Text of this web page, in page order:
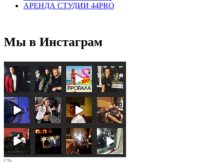
АРЕНДА СТУДИИ 44PRO
Мы в Инстаграм